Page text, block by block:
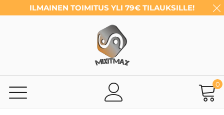
ILMAINEN TOIMITUS YLI 79€ TILAUKSILLE!
0